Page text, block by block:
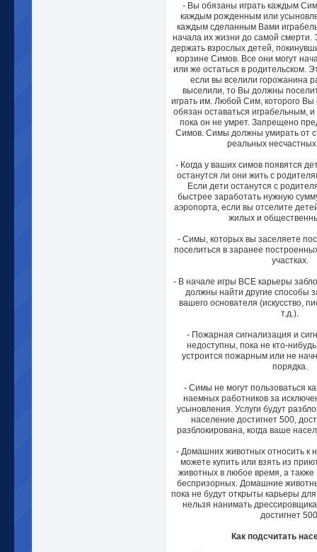
- Вы обязаны играть каждым
каждым рожденным или
каждым сделанным Вами
начала их жизни до самой смерти.
держать взрослых детей,
корзине Симов. Все они могут
или же остаться в родительском.
если вы вселили горожанина
выселили, то Вы должны
играть им. Любой Сим, которого
обязан оставаться играбельным,
пока он не умрет. Запрещено
Симов. Симы должны умирать от
реальных несчастных
- Когда у ваших симов появятся
останутся ли они жить с
Если дети останутся с
быстрее заработать нужную
аэропорта, если вы отселите
жилых и
- Симы, которых вы заселяете
поселиться в заранее
участках.
- В начале игры ВСЕ карьеры
должны найти другие способы
вашего основателя (искусство,
т.д.).
- Пожарная сигнализация и
недоступны, пока не кто-
устроится пожарным или не
порядка.
- Симы не могут пользоваться
наемных работников за
усыновления. Услуги будут
население достигнет 500,
разблокирована, когда ваше
- Домашних животных относить к
можете купить или взять из
животных в любое время, а
беспризорных. Домашние
пока не будут открыты карьеры
нельзя нанимать
достигнет
Как подсчитать